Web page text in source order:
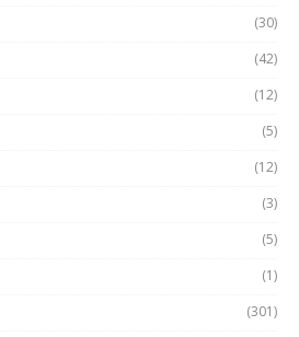
(30)
(42)
(12)
(5)
(12)
(3)
(5)
(1)
(301)